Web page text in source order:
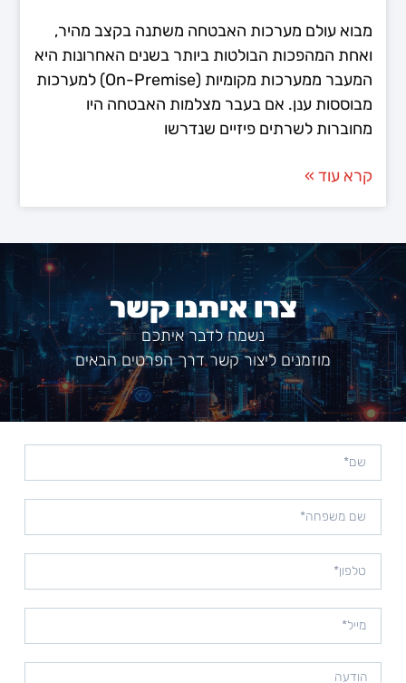
מבוא עולם מערכות האבטחה משתנה בקצב מהיר,
ואחת המהפכות הבולטות ביותר בשנים האחרונות היא
המעבר ממערכות מקומיות (On-Premise) למערכות
מבוססות ענן. אם בעבר מצלמות האבטחה היו
מחוברות לשרתים פיזיים שנדרשו
קרא עוד »
צרו איתנו קשר
נשמח לדבר איתכם
מוזמנים ליצור קשר דרך הפרטים הבאים